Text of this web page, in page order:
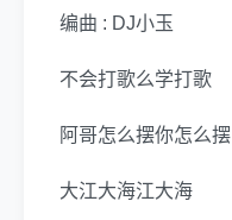
编曲 : DJ小玉
不会打歌么学打歌
阿哥怎么摆你怎么摆
大江大海江大海